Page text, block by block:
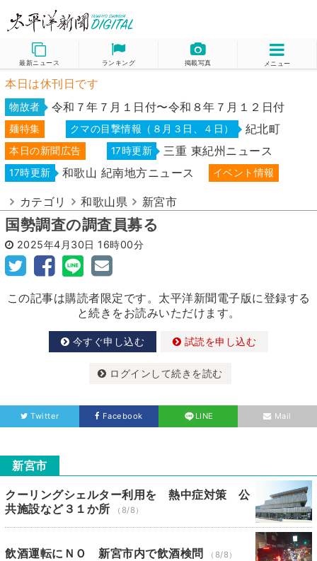
最新ニュース ランキング 掲載写真 メニュー
本日は休刊日です
物故者 令和７年７月１日付〜令和８年７月１２日付
麺特集 クマの目撃情報（８月３日、４日） 紀北町
本日の新聞広告 17時更新 三重 東紀州ニュース
17時更新 和歌山 紀南地方ニュース イベント情報
カテゴリ 和歌山県 新宮市
国勢調査の調査員募る
2025年4月30日 16時00分
この記事は購読者限定です。太平洋新聞電子版に登録する
と続きをお読みいただけます。
今すぐ申し込む 試読を申し込む
ログインして続きを読む
Twitter Facebook LINE Mail
新宮市
クーリングシェルター利用を 熱中症対策 公
共施設など３１か所
（8/8）
飲酒運転にＮＯ 新宮市内で飲酒検問 （8/8）